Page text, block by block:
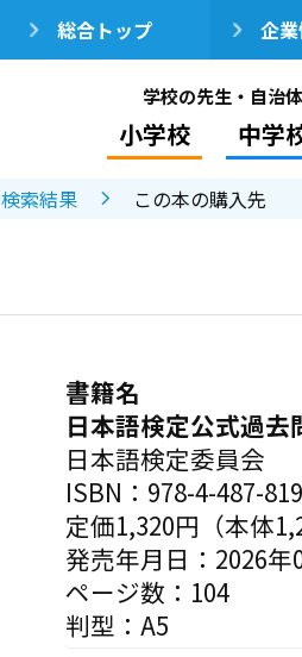
総合トップ 企
学校の先生・自治
小学校 中学
検索結果 この本の購入先
書籍名
日本語検定公式過
日本語検定委員会
ISBN：978-4-487-
定価1,320円（本体
発売年月日：2026年
ページ数：104
判型：A5